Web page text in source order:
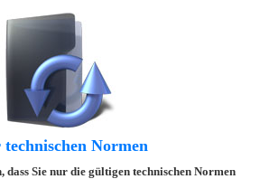
Normen
dass Sie nur die gültigen technischen Normen